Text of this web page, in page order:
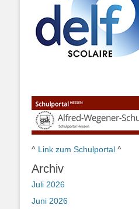
^ Link zum Schulportal ^
Archiv
Juli 2026
Juni 2026